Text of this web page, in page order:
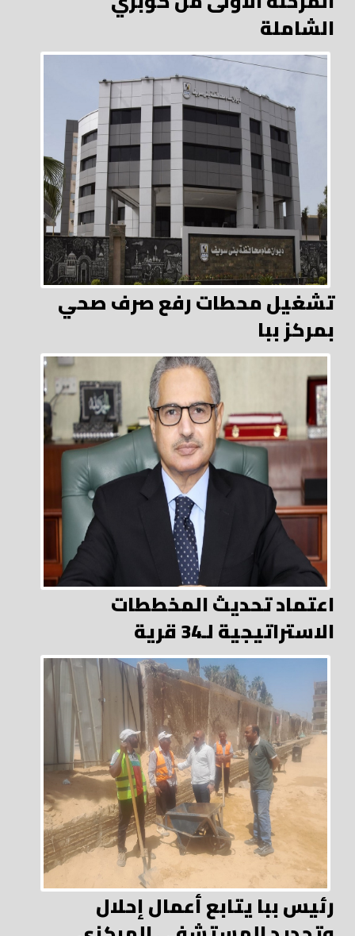
الشاملة
تشغيل محطات رفع صرف صحي
بمركز ببا
اعتماد تحديث المخططات
الاستراتيجية لـ34 قرية
رئيس ببا يتابع أعمال إحلال